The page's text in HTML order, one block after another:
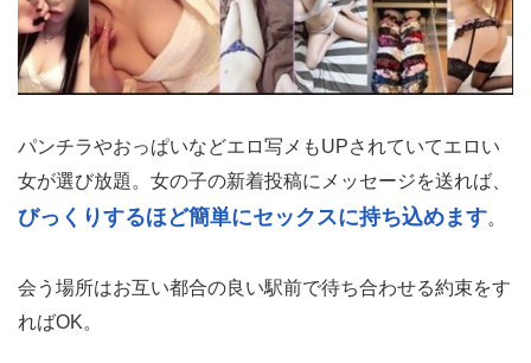
パンチラやおっぱいなどエロ写メもUPされていてエロい
女が選び放題。女の子の新着投稿にメッセージを送れば、
びっくりするほど簡単にセックスに持ち込めます。
会う場所はお互い都合の良い駅前で待ち合わせる約束をす
ればOK。